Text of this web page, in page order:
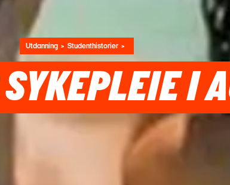
Utdanning Studenthistorier
I